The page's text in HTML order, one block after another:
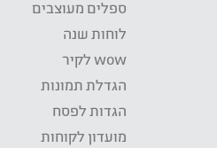
ספלים מעוצבים
לוחות שנה
wow לקיר
הגדלת תמונות
הגדות לפסח
מועדון לקוחות